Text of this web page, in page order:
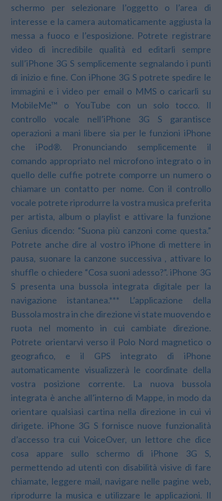
schermo per selezionare l’oggetto o l’area di
interesse e la camera automaticamente aggiusta la
messa a fuoco e l’esposizione. Potrete registrare
video di incredibile qualità ed editarli sempre
sull’iPhone 3G S semplicemente segnalando i punti
di inizio e fine. Con iPhone 3G S potrete spedire le
immagini e i video per email o MMS o caricarli su
MobileMe™ o YouTube con un solo tocco. Il
controllo vocale nell’iPhone 3G S garantisce
operazioni a mani libere sia per le funzioni iPhone
che iPod®. Pronunciando semplicemente il
comando appropriato nel microfono integrato o in
quello delle cuffie potrete comporre un numero o
chiamare un contatto per nome. Con il controllo
vocale potrete riprodurre la vostra musica preferita
per artista, album o playlist e attivare la funzione
Genius dicendo: “Suona più canzoni come questa.”
Potrete anche dire al vostro iPhone di mettere in
pausa, suonare la canzone successiva , attivare lo
shuffle o chiedere “Cosa suoni adesso?”. iPhone 3G
S presenta una bussola integrata digitale per la
navigazione istantanea.*** L’applicazione della
Bussola mostra in che direzione vi state muovendo e
ruota nel momento in cui cambiate direzione.
Potrete orientarvi verso il Polo Nord magnetico o
geografico, e il GPS integrato di iPhone
automaticamente visualizzerà le coordinate della
vostra posizione corrente. La nuova bussola
integrata è anche all’interno di Mappe, in modo da
orientare qualsiasi cartina nella direzione in cui vi
dirigete. iPhone 3G S fornisce nuove funzionalità
d’accesso tra cui VoiceOver, un lettore che dice
cosa appare sullo schermo di iPhone 3G S,
permettendo ad utenti con disabilità visive di fare
chiamate, leggere mail, navigare nelle pagine web,
riprodurre la musica e utilizzare le applicazioni. Il